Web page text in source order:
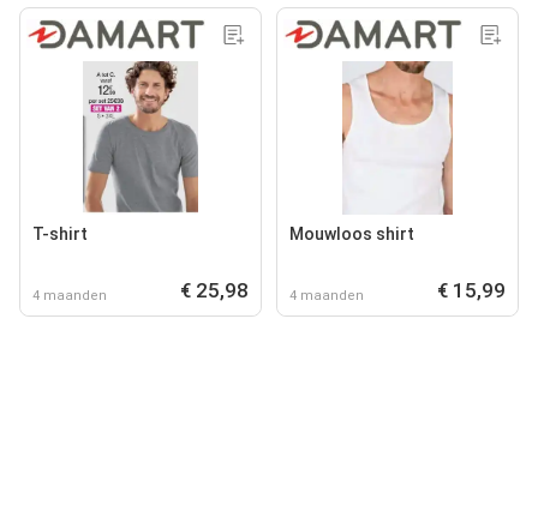
T-shirt
4 maanden € 25,98
Mouwloos shirt
4 maanden € 15,99